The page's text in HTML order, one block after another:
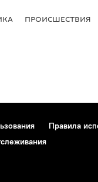
ПРОИСШЕСТВИЯ
Правила